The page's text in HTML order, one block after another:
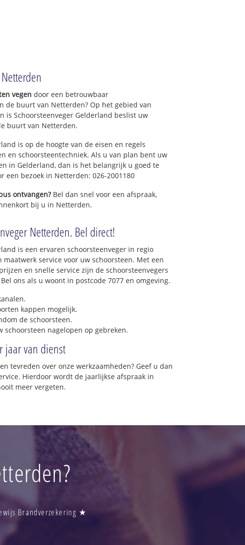
vegen door een betrouwbaar
de buurt van Netterden? Op het gebied van
is Schoorsteenveger Gelderland beslist uw
buurt van Netterden.
is op de hoogte van de eisen en regels
en schoorsteentechniek. Als u van plan bent uw
in Gelderland, dan is het belangrijk u goed te
een bezoek in Netterden: 026-2001180
ontvangen?Bel dan snel voor een afspraak,
bij u in Netterden.
Netterden. Bel direct!
is een ervaren schoorsteenveger in regio
service voor uw schoorsteen. Met een
en snelle service zijn de schoorsteenvegers
ons als u woont in postcode 7077 en omgeving.
kappen mogelijk.
de schoorsteen.
schoorsteen nagelopen op gebreken.
jaar van dienst
tevreden over onze werkzaamheden? Geef u dan
Hierdoor wordt de jaarlijkse afspraak in
meer vergeten.
Brandverzekering ★